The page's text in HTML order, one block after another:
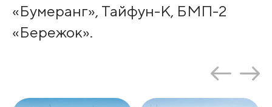
«Бумеранг», Тайфун-К, БМП-2
«Бережок».